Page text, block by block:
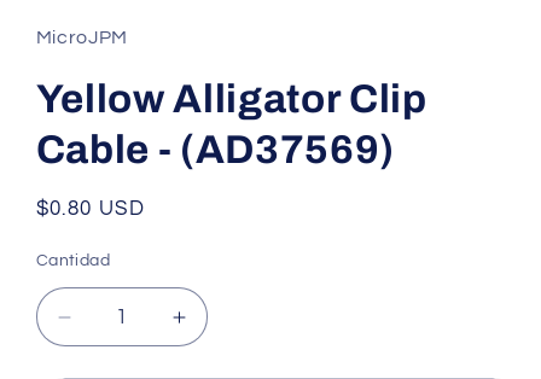
1
en
ventana
modal
MicroJPM
Yellow Alligator Clip
Cable - (AD37569)
Precio
$0.80 USD
Cantidad
Cantidad
Reducir
cantidad
Aumentar
cantidad